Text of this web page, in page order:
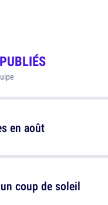
en août
coup de soleil